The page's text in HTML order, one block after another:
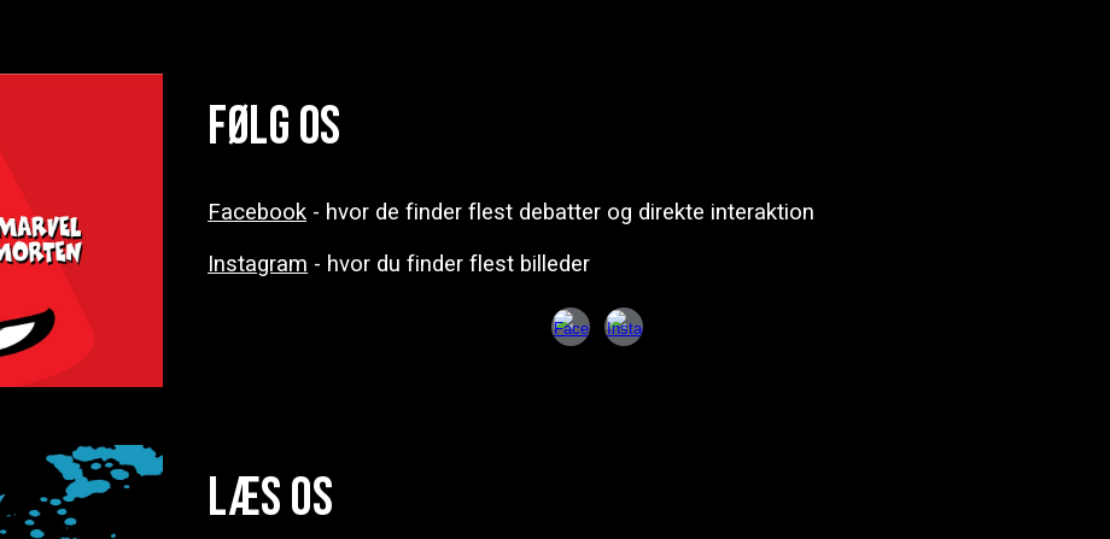
Følg os
Facebook - hvor de finder flest debatter og direkte interaktion
Instagram - hvor du finder flest billeder
Læs os